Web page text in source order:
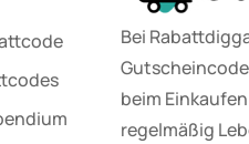
Bei
beim
regelmäßig